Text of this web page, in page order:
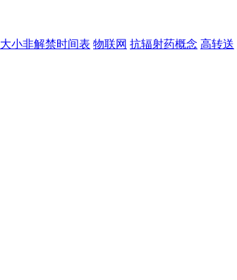
大小非解禁时间表 物联网 抗辐射药概念 高转送